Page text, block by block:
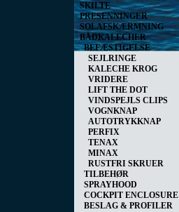
SKILTE
PRESENNINGER
SOLAFSKÆRMNING
BÅDKALECHER
BEFÆSTIGELSE
SEJLRINGE
KALECHE KROG
VRIDERE
LIFT THE DOT
VINDSPEJLS CLIPS
VOGNKNAP
AUTOTRYKKNAP
PERFIX
TENAX
MINAX
RUSTFRI SKRUER
TILBEHØR
SPRAYHOOD
COCKPIT ENCLOSURE
BESLAG & PROFILER